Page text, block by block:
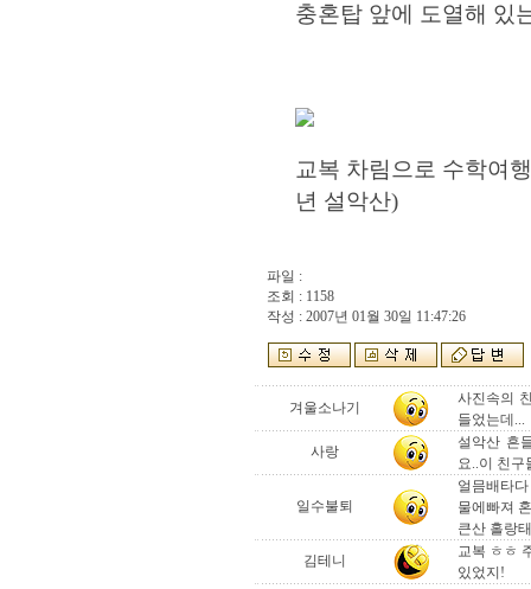
충혼탑 앞에 도열해 있
교복 차림으로 수학여
년 설악산)
파일 :
조회 : 1158
작성 : 2007년 01월 30일 11:47:26
겨울소나기
사진속의
들었는데...
사랑
설악산 흔
요..이 친구
일수불퇴
얼믐배타
물에빠져
큰산 홀랑
김테니
교복 ㅎㅎ
있었지!